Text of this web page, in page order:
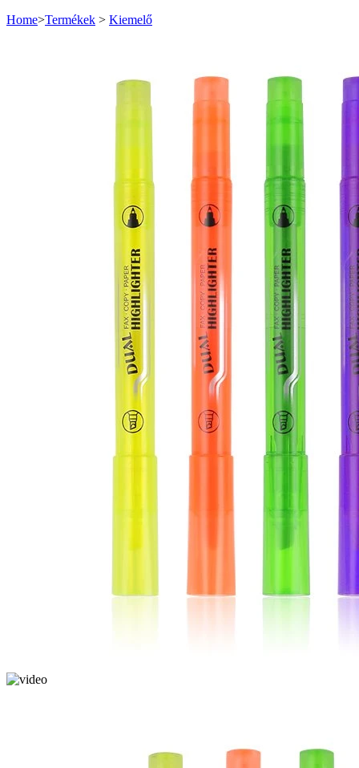
Home>Termékek > Kiemelő